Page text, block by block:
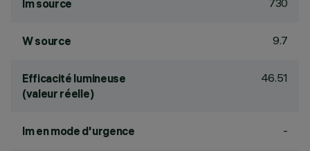
lm source 730
W source 9.7
Efficacité lumineuse
(valeur réelle)
46.51
lm en mode d'urgence -